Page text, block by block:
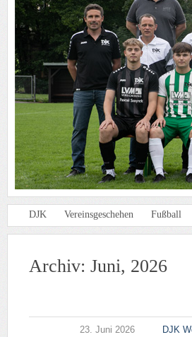
DJK Vereinsgeschehen Fußball
Archiv: Juni, 2026
23. Juni 2026 DJK